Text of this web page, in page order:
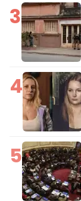
3
4
5